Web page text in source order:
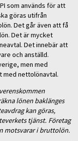
som används för att
göras utifrån
Det går även att få
Det är mycket
Det innebär att
och anställd.
men med
med nettolönavtal.
lönen baklänges
kan göras,
tjänst. Företag
motsvarar i bruttolön.